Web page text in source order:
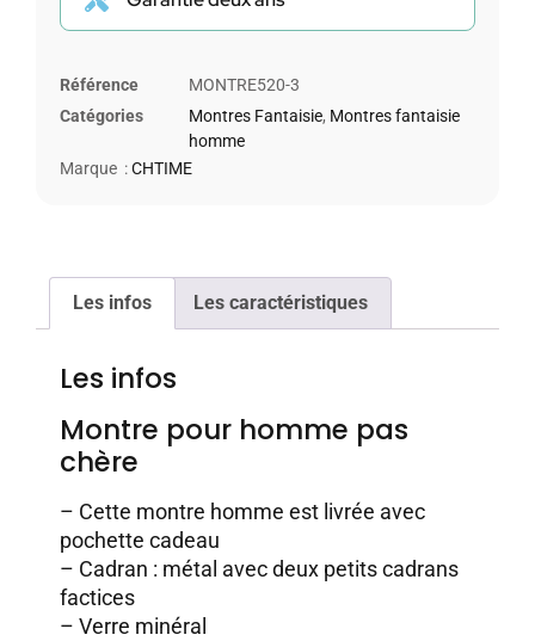
Référence
MONTRE520-3
Catégories
Montres Fantaisie, Montres fantaisie
homme
Marque :CHTIME
Les infos Les caractéristiques
Les infos
Montre pour homme pas
chère
– Cette montre homme est livrée avec
pochette cadeau
– Cadran : métal avec deux petits cadrans
factices
– Verre minéral